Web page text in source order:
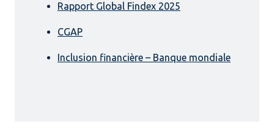
Rapport Global Findex 2025
CGAP
Inclusion financière – Banque mondiale